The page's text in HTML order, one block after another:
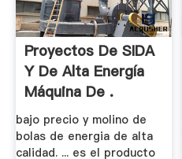
Proyectos De SIDA
Y De Alta Energía
Máquina De .
bajo precio y molino de
bolas de energia de alta
calidad. ... es el producto